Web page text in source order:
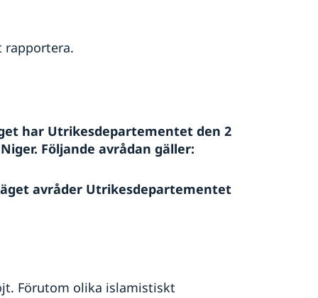
rapportera.
har Utrikesdepartementet den 2
Följande avrådan gäller:
avråder Utrikesdepartementet
Förutom olika islamistiskt